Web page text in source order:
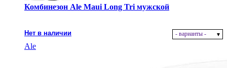
Комбинезон Ale Maui Long Tri мужской
Нет в наличии - варианты -
Ale